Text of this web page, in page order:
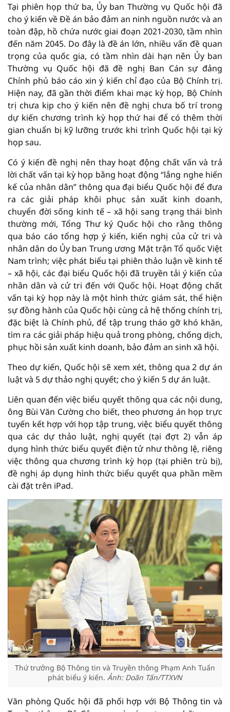
Tại phiên họp thứ ba, Ủy ban Thường vụ Quốc hội đã
cho ý kiến về Đề án bảo đảm an ninh nguồn nước và an
toàn đập, hồ chứa nước giai đoạn 2021-2030, tầm nhìn
đến năm 2045. Do đây là đề án lớn, nhiều vấn đề quan
trọng của quốc gia, có tầm nhìn dài hạn nên Ủy ban
Thường vụ Quốc hội đã đề nghị Ban Cán sự đảng
Chính phủ báo cáo xin ý kiến chỉ đạo của Bộ Chính trị.
Hiện nay, đã gần thời điểm khai mạc kỳ họp, Bộ Chính
trị chưa kịp cho ý kiến nên đề nghị chưa bố trí trong
dự kiến chương trình kỳ họp thứ hai để có thêm thời
gian chuẩn bị kỹ lưỡng trước khi trình Quốc hội tại kỳ
họp sau.
Có ý kiến đề nghị nên thay hoạt động chất vấn và trả
lời chất vấn tại kỳ họp bằng hoạt động “lắng nghe hiến
kế của nhân dân” thông qua đại biểu Quốc hội để đưa
ra các giải pháp khôi phục sản xuất kinh doanh,
chuyển đời sống kinh tế – xã hội sang trạng thái bình
thường mới, Tổng Thư ký Quốc hội cho rằng thông
qua báo cáo tổng hợp ý kiến, kiến nghị của cử tri và
nhân dân do Ủy ban Trung ương Mặt trận Tổ quốc Việt
Nam trình; việc phát biểu tại phiên thảo luận về kinh tế
– xã hội, các đại biểu Quốc hội đã truyền tải ý kiến của
nhân dân và cử tri đến với Quốc hội. Hoạt động chất
vấn tại kỳ họp này là một hình thức giám sát, thể hiện
sự đồng hành của Quốc hội cùng cả hệ thống chính trị,
đặc biệt là Chính phủ, để tập trung tháo gỡ khó khăn,
tìm ra các giải pháp hiệu quả trong phòng, chống dịch,
phục hồi sản xuất kinh doanh, bảo đảm an sinh xã hội.
Theo dự kiến, Quốc hội sẽ xem xét, thông qua 2 dự án
luật và 5 dự thảo nghị quyết; cho ý kiến 5 dự án luật.
Liên quan đến việc biểu quyết thông qua các nội dung,
ông Bùi Văn Cường cho biết, theo phương án họp trực
tuyến kết hợp với họp tập trung, việc biểu quyết thông
qua các dự thảo luật, nghị quyết (tại đợt 2) vẫn áp
dụng hình thức biểu quyết điện tử như thông lệ, riêng
việc thông qua chương trình kỳ họp (tại phiên trù bị),
đề nghị áp dụng hình thức biểu quyết qua phần mềm
cài đặt trên iPad.
Thứ trưởng Bộ Thông tin và Truyền thông Phạm Anh Tuấn
phát biểu ý kiến. Ảnh: Doãn Tấn/TTXVN
Văn phòng Quốc hội đã phối hợp với Bộ Thông tin và